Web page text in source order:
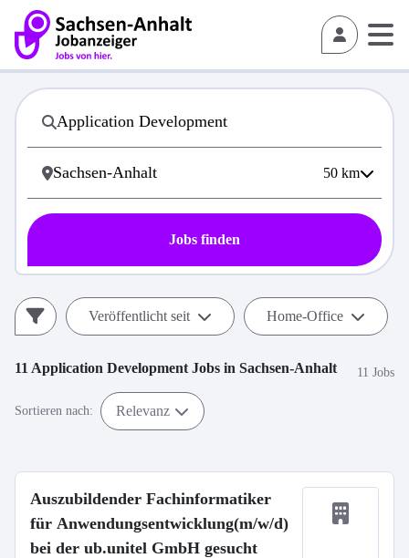
50 km
Jobs finden
Veröffentlicht seit Home-Office
11 Application Development Jobs in Sachsen-Anhalt 11 Jobs
Sortieren nach: Relevanz
Auszubildender Fachinformatiker
für Anwendungsentwicklung(m/w/d)
bei der ub.unitel GmbH gesucht